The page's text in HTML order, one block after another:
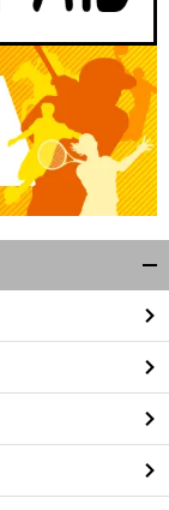
前
閉
る